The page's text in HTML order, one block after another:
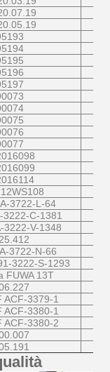
3722-L-64
3222-C-1381
3222-V-1348
3722-N-66
3222-S-1293
FUWA 13T
ACF-3379-1
ACF-3380-1
ACF-3380-2